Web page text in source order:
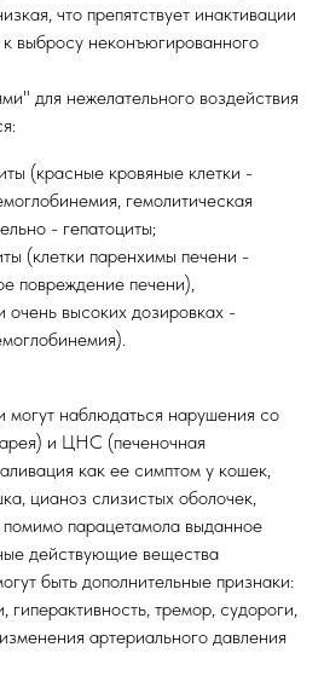
что препятствует инактивации
выбросу неконъюгированного
для нежелательного воздействия
(красные кровяные клетки -
гемолитическая
- гепатоциты;
(клетки паренхимы печени -
повреждение печени),
очень высоких дозировках -
могут наблюдаться нарушения со
и ЦНС (печеночная
как ее симптом у кошек,
цианоз слизистых оболочек,
парацетамола выданное
действующие вещества
быть дополнительные признаки:
тремор, судороги,
артериального давления